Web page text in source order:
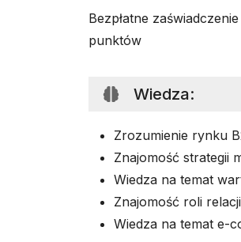
Bezpłatne
punktów
Wiedza:
Zrozumienie rynku
Znajomość strategii
Wiedza na temat
Znajomość roli
Wiedza na temat e-